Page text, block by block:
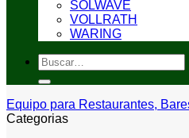
SOLWAVE
VOLLRATH
WARING
Buscar
por:
Equipo para Restaurantes,
Categorias